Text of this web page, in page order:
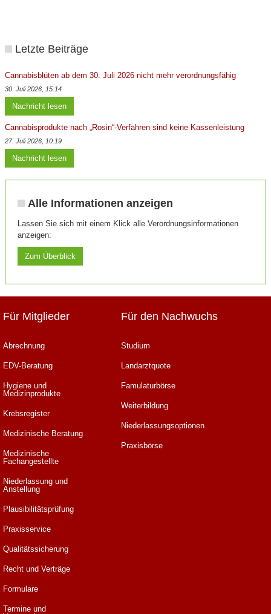
Letzte Beiträge
Cannabisblüten ab dem 30. Juli 2026 nicht mehr verordnungsfähig
30. Juli 2026, 15:14
Nachricht lesen
Cannabisprodukte nach „Rosin“-Verfahren sind keine Kassenleistung
27. Juli 2026, 10:19
Nachricht lesen
Alle Informationen anzeigen
Lassen Sie sich mit einem Klick alle Verordnungsinformationen
anzeigen:
Zum Überblick
Für Mitglieder
Abrechnung
EDV-Beratung
Hygiene und
Medizinprodukte
Krebsregister
Medizinische Beratung
Medizinische
Fachangestellte
Niederlassung und
Anstellung
Plausibilitätsprüfung
Praxisservice
Qualitätssicherung
Recht und Verträge
Formulare
Termine und
Für den Nachwuchs
Studium
Landarztquote
Famulaturbörse
Weiterbildung
Niederlassungsoptionen
Praxisbörse